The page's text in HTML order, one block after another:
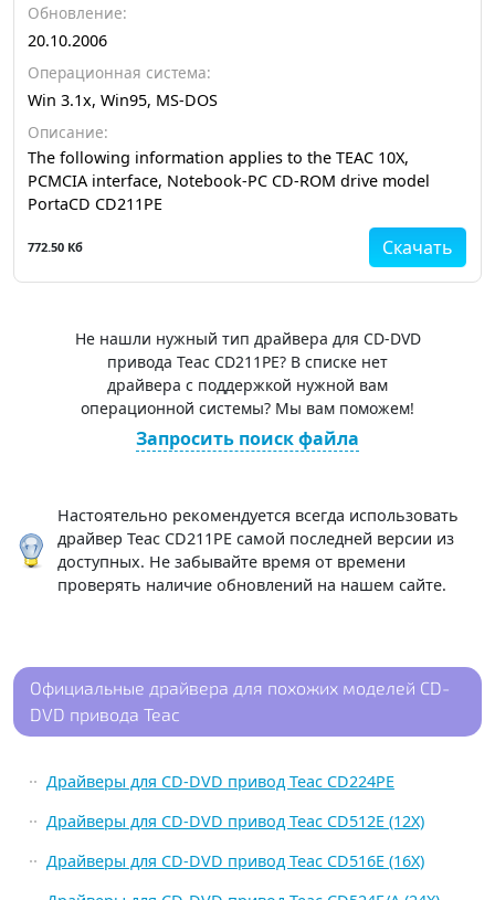
Обновление:
20.10.2006
Операционная система:
Win 3.1x, Win95, MS-DOS
Описание:
The following information applies to the TEAC 10X,
PCMCIA interface, Notebook-PC CD-ROM drive model
PortaCD CD211PE
Скачать
772.50 Кб
Не нашли нужный тип драйвера для CD-DVD
привода Teac CD211PE? В списке нет
драйвера с поддержкой нужной вам
операционной системы? Мы вам поможем!
Запросить поиск файла
Настоятельно рекомендуется всегда использовать
драйвер Teac CD211PE самой последней версии из
доступных. Не забывайте время от времени
проверять наличие обновлений на нашем сайте.
Официальные драйвера для похожих моделей CD-
DVD привода Teac
Драйверы для CD-DVD привод Teac CD224PE
Драйверы для CD-DVD привод Teac CD512E (12X)
Драйверы для CD-DVD привод Teac CD516E (16X)